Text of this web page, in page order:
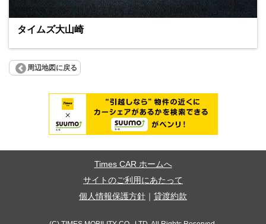
タイムズ大山崎
周辺地図に戻る
Times CAR ホームへ
サイトのご利用にあたって
個人情報保護方針
貸渡約款